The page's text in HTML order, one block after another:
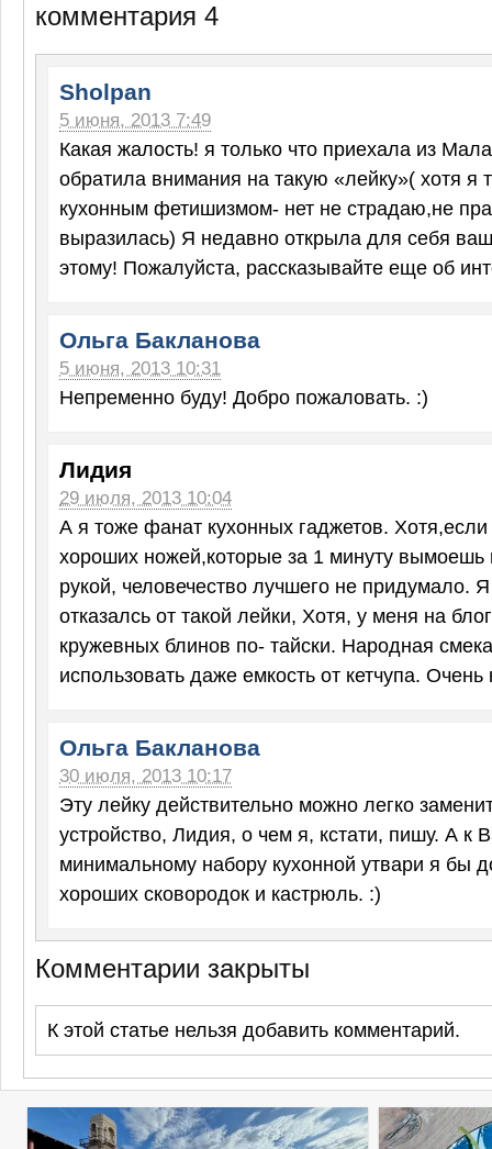
комментария 4
Sholpan
5 июня, 2013 7:49
Какая жалость! я только что приехала из
обратила внимания на такую «лейку»( хотя я
кухонным фетишизмом- нет не страдаю,не
выразилась) Я недавно открыла для себя
этому! Пожалуйста, рассказывайте еще об
Ольга Бакланова
5 июня, 2013 10:31
Непременно буду! Добро пожаловать. :)
Лидия
29 июля, 2013 10:04
А я тоже фанат кухонных гаджетов. Хотя,если
хороших ножей,которые за 1 минуту вымоешь
рукой, человечество лучшего не придумало.
отказалсь от такой лейки, Хотя, у меня на
кружевных блинов по- тайски. Народная
использовать даже емкость от кетчупа. Очень
Ольга Бакланова
30 июля, 2013 10:17
Эту лейку действительно можно легко
устройство, Лидия, о чем я, кстати, пишу. А к
минимальному набору кухонной утвари я бы
хороших сковородок и кастрюль. :)
Комментарии закрыты
К этой статье нельзя добавить комментарий.